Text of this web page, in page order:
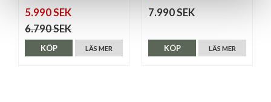
5.990 SEK
6.790 SEK
LÄS MER
KÖP
7.990 SEK
LÄS MER
KÖP